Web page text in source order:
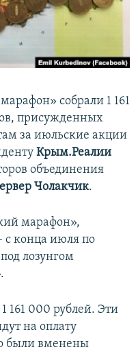
собрали 1 161
присужденных
за июльские акции
Крым.Реалии
объединения
Чолакчик.
марафон»,
с конца июля по
лозунгом
161 000 рублей. Эти
на оплату
были вменены